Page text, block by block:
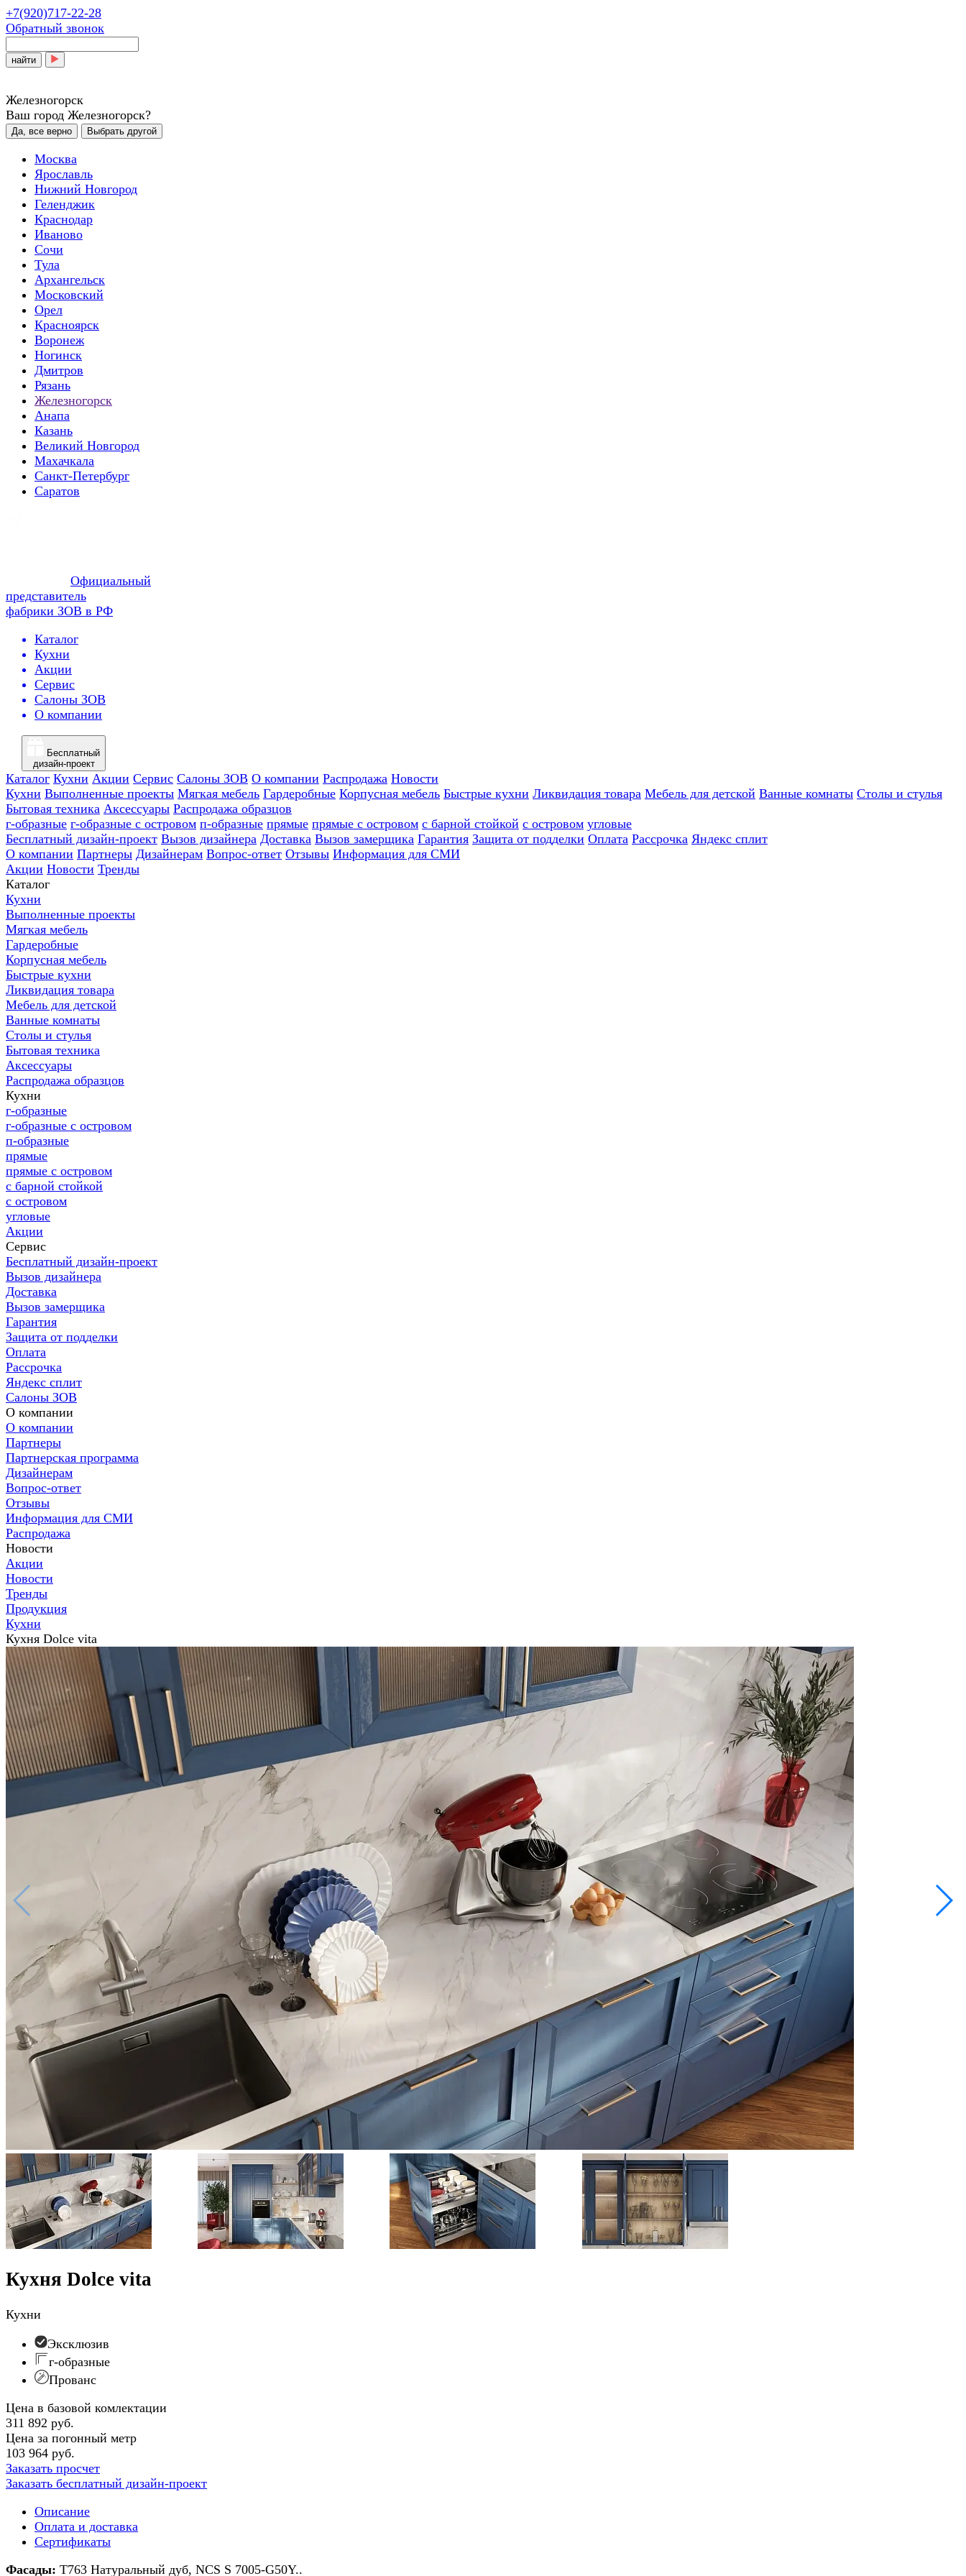
+7(920)717-22-28
Обратный звонок
найти
Железногорск
Ваш город Железногорск?
Да, все верно Выбрать другой
Москва
Ярославль
Нижний Новгород
Геленджик
Краснодар
Иваново
Сочи
Тула
Архангельск
Московский
Орел
Красноярск
Воронеж
Ногинск
Дмитров
Рязань
Железногорск
Анапа
Казань
Великий Новгород
Махачкала
Санкт-Петербург
Саратов
Официальный
представитель
фабрики ЗОВ в РФ
Каталог
Кухни
Акции
Сервис
Салоны ЗОВ
О компании
Бесплатный
дизайн-проект
Каталог Кухни Акции Сервис Салоны ЗОВ О компании Распродажа Новости
Кухни Выполненные проекты Мягкая мебель Гардеробные Корпусная мебель Быстрые кухни Ликвидация товара Мебель для детской Ванные комнаты Столы и стулья
Бытовая техника Аксессуары Распродажа образцов
г-образные г-образные с островом п-образные прямые прямые с островом с барной стойкой с островом угловые
Бесплатный дизайн-проект Вызов дизайнера Доставка Вызов замерщика Гарантия Защита от подделки Оплата Рассрочка Яндекс сплит
О компании Партнеры Дизайнерам Вопрос-ответ Отзывы Информация для СМИ
Акции Новости Тренды
Каталог
Кухни
Выполненные проекты
Мягкая мебель
Гардеробные
Корпусная мебель
Быстрые кухни
Ликвидация товара
Мебель для детской
Ванные комнаты
Столы и стулья
Бытовая техника
Аксессуары
Распродажа образцов
Кухни
г-образные
г-образные с островом
п-образные
прямые
прямые с островом
с барной стойкой
с островом
угловые
Акции
Сервис
Бесплатный дизайн-проект
Вызов дизайнера
Доставка
Вызов замерщика
Гарантия
Защита от подделки
Оплата
Рассрочка
Яндекс сплит
Салоны ЗОВ
О компании
О компании
Партнеры
Партнерская программа
Дизайнерам
Вопрос-ответ
Отзывы
Информация для СМИ
Распродажа
Новости
Акции
Новости
Тренды
Продукция
Кухни
Кухня Dolce vita
Кухня Dolce vita
Кухни
Эксклюзив
г-образные
Прованс
Цена в базовой комлектации
311 892 руб.
Цена за погонный метр
103 964 руб.
Заказать просчет
Заказать бесплатный дизайн-проект
Описание
Оплата и доставка
Сертификаты
Фасады: Т763 Натуральный дуб, NCS S 7005-G50Y..